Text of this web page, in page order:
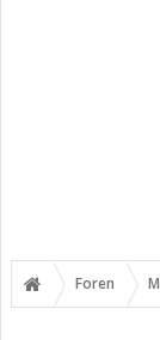
Foren